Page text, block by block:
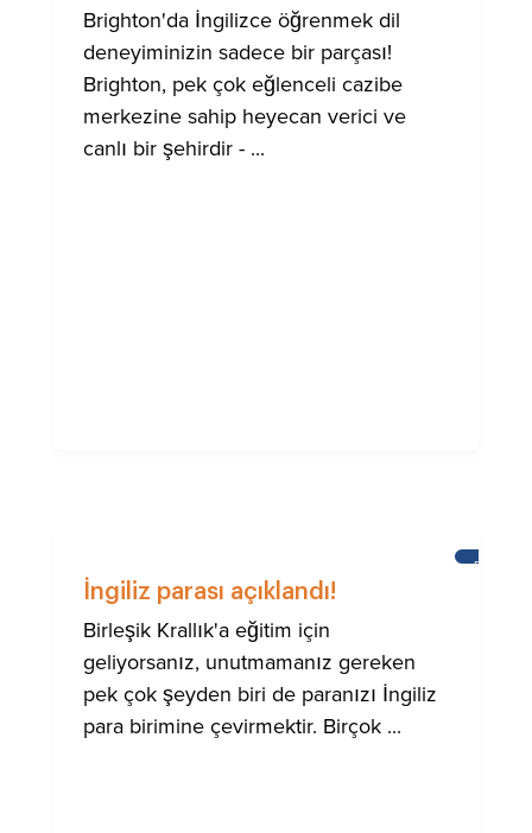
Brighton'da İngilizce öğrenmek dil
deneyiminizin sadece bir parçası!
Brighton, pek çok eğlenceli cazibe
merkezine sahip heyecan verici ve
canlı bir şehirdir - ...
İngiliz parası açıklandı!
Birleşik Krallık'a eğitim için
geliyorsanız, unutmamanız gereken
pek çok şeyden biri de paranızı İngiliz
para birimine çevirmektir. Birçok ...